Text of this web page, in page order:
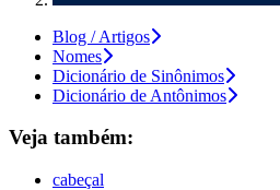
Blog / Artigos
Nomes
Dicionário de Sinônimos
Dicionário de Antônimos
Veja também:
cabeçal